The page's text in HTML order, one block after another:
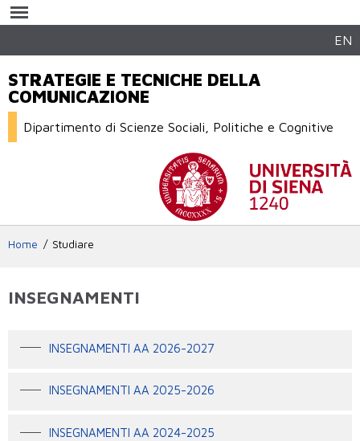
contenuto
EN
STRATEGIE E TECNICHE DELLA
COMUNICAZIONE
Dipartimento di Scienze Sociali, Politiche e Cognitive
Home Studiare
INSEGNAMENTI
INSEGNAMENTI AA 2026-2027
INSEGNAMENTI AA 2025-2026
INSEGNAMENTI AA 2024-2025